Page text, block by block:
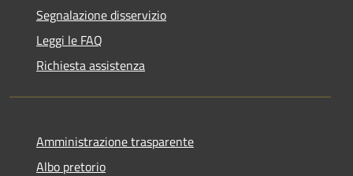
Segnalazione disservizio
Leggi le FAQ
Richiesta assistenza
Amministrazione trasparente
Albo pretorio